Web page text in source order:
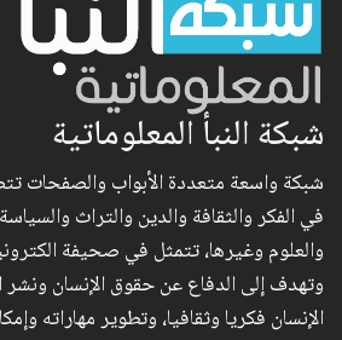
شبكة النبأ المعلوماتية
شبكة واسعة متعددة الأبواب والصفحات
في الفكر والثقافة والدين والتراث
والعلوم وغيرها، تتمثل في صحيفة
وتهدف إلى الدفاع عن حقوق الإنسان ونشر
الإنسان فكريا وثقافيا، وتطوير مهاراته